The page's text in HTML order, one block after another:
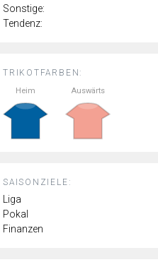
TRIKOTFARBEN:
Heim Auswärts
SAISONZIELE:
Liga
Pokal
Finanzen
Sonstige:
Tendenz: